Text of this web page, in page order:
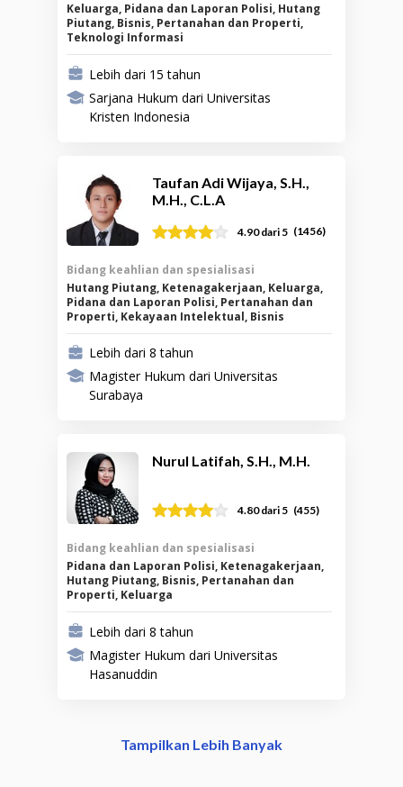
Keluarga, Pidana dan Laporan Polisi, Hutang
Piutang, Bisnis, Pertanahan dan Properti,
Teknologi Informasi
Lebih dari 15 tahun
Sarjana Hukum dari Universitas
Kristen Indonesia
Taufan Adi Wijaya, S.H.,
M.H., C.L.A
4.90dari 5 (1456)
Bidang keahlian dan spesialisasi
Hutang Piutang, Ketenagakerjaan, Keluarga,
Pidana dan Laporan Polisi, Pertanahan dan
Properti, Kekayaan Intelektual, Bisnis
Lebih dari 8 tahun
Magister Hukum dari Universitas
Surabaya
Nurul Latifah, S.H., M.H.
4.80dari 5 (455)
Bidang keahlian dan spesialisasi
Pidana dan Laporan Polisi, Ketenagakerjaan,
Hutang Piutang, Bisnis, Pertanahan dan
Properti, Keluarga
Lebih dari 8 tahun
Magister Hukum dari Universitas
Hasanuddin
Tampilkan Lebih Banyak